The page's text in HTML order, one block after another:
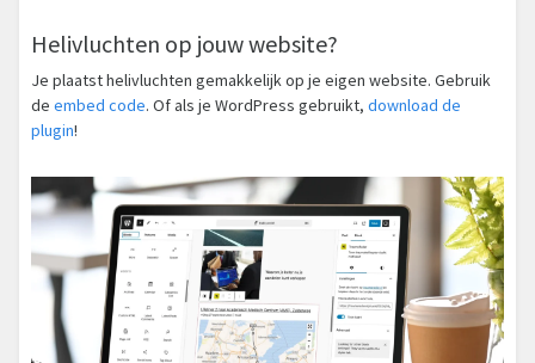
Helivluchten op jouw website?
Je plaatst helivluchten gemakkelijk op je eigen website. Gebruik
de embed code. Of als je WordPress gebruikt, download de
plugin!